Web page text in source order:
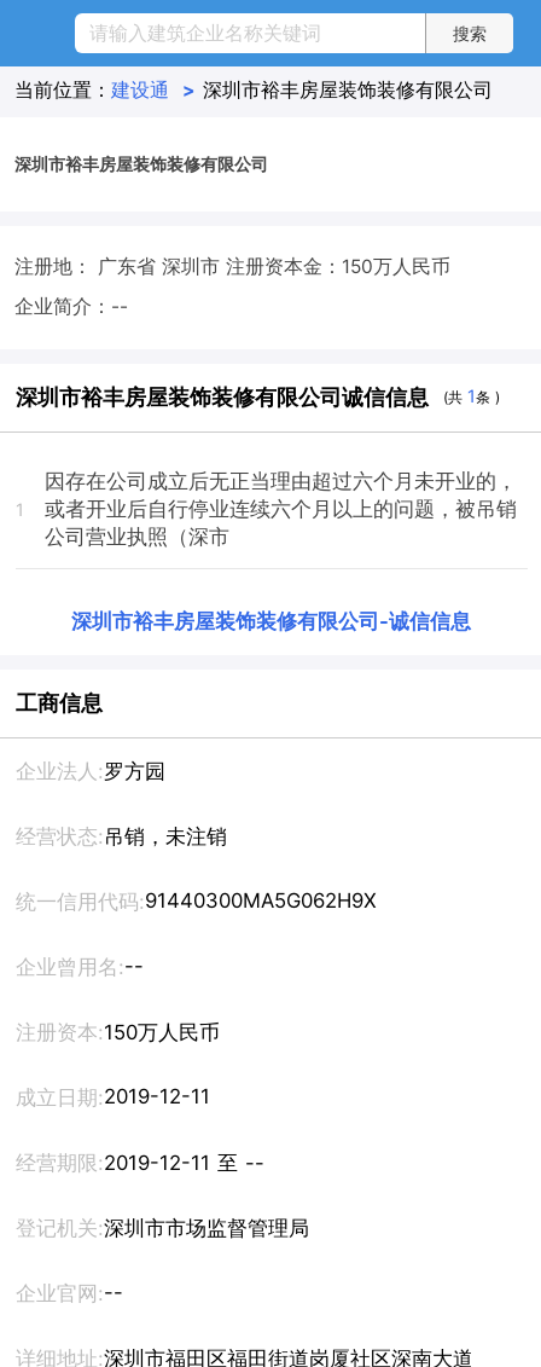
当前位置： 建设通 > 深圳市裕丰房屋装饰装修有限公司
深圳市裕丰房屋装饰装修有限公司
注册地： 广东省 深圳市 注册资本金：150万人民币
企业简介：--
深圳市裕丰房屋装饰装修有限公司诚信信息 (共 1条 )
1
因存在公司成立后无正当理由超过六个月未开业的，
或者开业后自行停业连续六个月以上的问题，被吊销
公司营业执照（深市
深圳市裕丰房屋装饰装修有限公司 -诚信信息
工商信息
企业法人:罗方园
经营状态: 吊销，未注销
统一信用代码:91440300MA5G062H9X
企业曾用名:--
注册资本:150万人民币
成立日期:2019-12-11
经营期限: 2019-12-11 至 --
登记机关:深圳市市场监督管理局
企业官网:--
详细地址:深圳市福田区福田街道岗厦社区深南大道2001